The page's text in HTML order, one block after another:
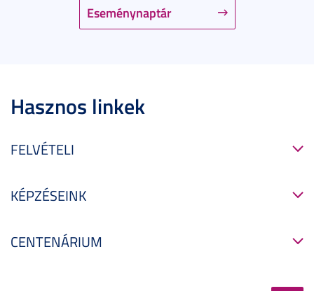
Eseménynaptár
Hasznos linkek
FELVÉTELI
KÉPZÉSEINK
CENTENÁRIUM